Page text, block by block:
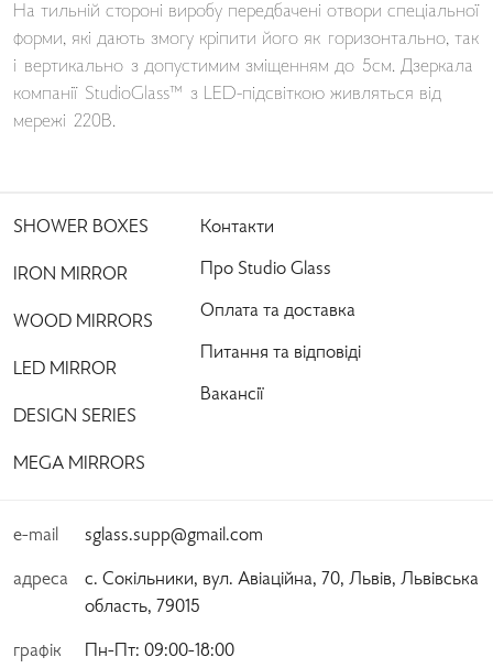
На тильній стороні виробу передбачені отвори спеціальної
форми, які дають змогу кріпити його як горизонтально, так
і вертикально з допустимим зміщенням до 5см. Дзеркала
компанії StudioGlass™ з LED-підсвіткою живляться від
мережі 220В.
SHOWER BOXES
IRON MIRROR
WOOD MIRRORS
LED MIRROR
DESIGN SERIES
MEGA MIRRORS
Контакти
Про Studio Glass
Оплата та доставка
Питання та відповіді
Вакансії
e-mail sglass.supp@gmail.com
адреса
с. Сокільники, вул. Авіаційна, 70, Львів, Львівська
область, 79015
графік Пн-Пт: 09:00-18:00